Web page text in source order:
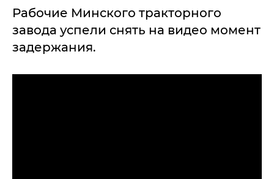
Рабочие Минского тракторного
завода успели снять на видео момент
задержания.